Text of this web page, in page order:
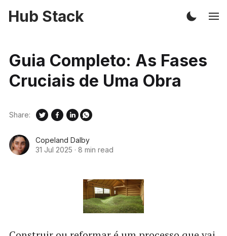
Hub Stack
Guia Completo: As Fases
Cruciais de Uma Obra
Copeland Dalby
31 Jul 2025 · 8 min read
Share: